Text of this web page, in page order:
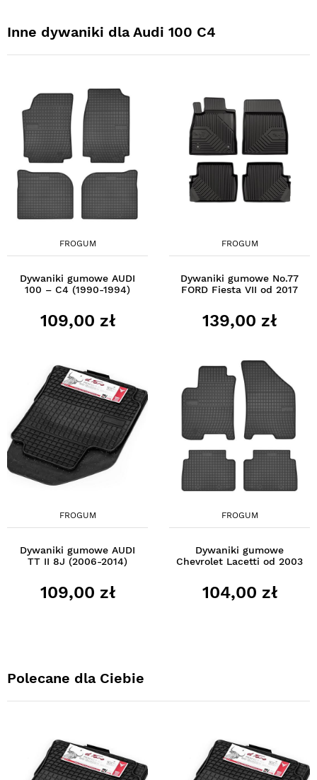
Inne dywaniki dla Audi 100 C4
FROGUM
Dywaniki gumowe AUDI
100 – C4 (1990-1994)
109,00 zł
FROGUM
Dywaniki gumowe No.77
FORD Fiesta VII od 2017
139,00 zł
FROGUM
Dywaniki gumowe AUDI
TT II 8J (2006-2014)
109,00 zł
FROGUM
Dywaniki gumowe
Chevrolet Lacetti od 2003
104,00 zł
Polecane dla Ciebie